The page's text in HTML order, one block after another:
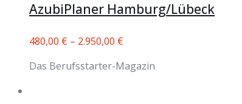
AzubiPlaner Hamburg/Lübeck
480,00 € – 2.950,00 €
Das Berufsstarter-Magazin